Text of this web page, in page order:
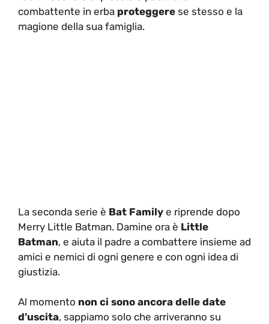
combattente in erba proteggere se stesso e la
magione della sua famiglia.
La seconda serie è Bat Family e riprende dopo
Merry Little Batman. Damine ora è Little
Batman, e aiuta il padre a combattere insieme ad
amici e nemici di ogni genere e con ogni idea di
giustizia.
Al momento non ci sono ancora delle date
d’uscita, sappiamo solo che arriveranno su